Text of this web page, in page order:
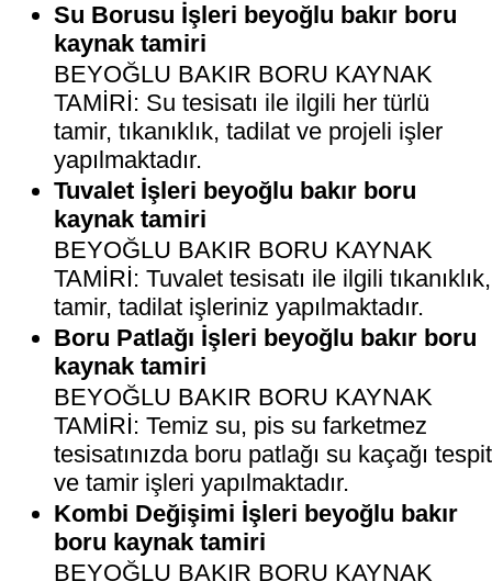
Su Borusu İşleri beyoğlu bakır boru
kaynak tamiri
BEYOĞLU BAKIR BORU KAYNAK
TAMİRİ: Su tesisatı ile ilgili her türlü
tamir, tıkanıklık, tadilat ve projeli işler
yapılmaktadır.
Tuvalet İşleri beyoğlu bakır boru
kaynak tamiri
BEYOĞLU BAKIR BORU KAYNAK
TAMİRİ: Tuvalet tesisatı ile ilgili tıkanıklık,
tamir, tadilat işleriniz yapılmaktadır.
Boru Patlağı İşleri beyoğlu bakır boru
kaynak tamiri
BEYOĞLU BAKIR BORU KAYNAK
TAMİRİ: Temiz su, pis su farketmez
tesisatınızda boru patlağı su kaçağı tespit
ve tamir işleri yapılmaktadır.
Kombi Değişimi İşleri beyoğlu bakır
boru kaynak tamiri
BEYOĞLU BAKIR BORU KAYNAK